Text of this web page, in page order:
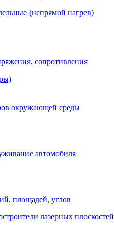
(непрямой нагрев)
сопротивления
окружающей среды
автомобиля
площадей, углов
лазерных плоскостей